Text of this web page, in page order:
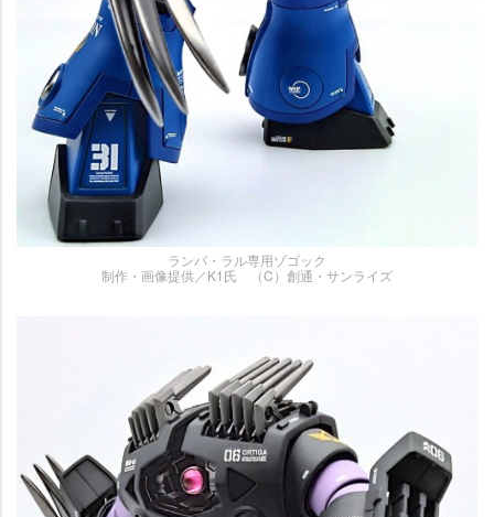
ランバ・ラル専用ゾゴック
制作・画像提供／K1氏 （C）創通・サンライズ